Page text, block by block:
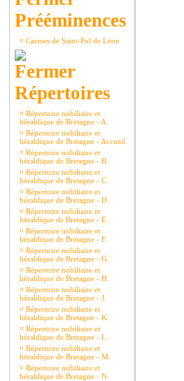
Prééminences
¤ Carmes de Saint-Pol de Léon
Répertoires
¤ Répertoire nobiliaire et
héraldique de Bretagne - A.
¤ Répertoire nobiliaire et
héraldique de Bretagne - Accueil.
¤ Répertoire nobiliaire et
héraldique de Bretagne - B.
¤ Répertoire nobiliaire et
héraldique de Bretagne - C.
¤ Répertoire nobiliaire et
héraldique de Bretagne - D.
¤ Répertoire nobiliaire et
héraldique de Bretagne - E.
¤ Répertoire nobiliaire et
héraldique de Bretagne - F.
¤ Répertoire nobiliaire et
héraldique de Bretagne - G.
¤ Répertoire nobiliaire et
héraldique de Bretagne - H.
¤ Répertoire nobiliaire et
héraldique de Bretagne - J.
¤ Répertoire nobiliaire et
héraldique de Bretagne - K.
¤ Répertoire nobiliaire et
héraldique de Bretagne - L.
¤ Répertoire nobiliaire et
héraldique de Bretagne - M.
¤ Répertoire nobiliaire et
héraldique de Bretagne - N.